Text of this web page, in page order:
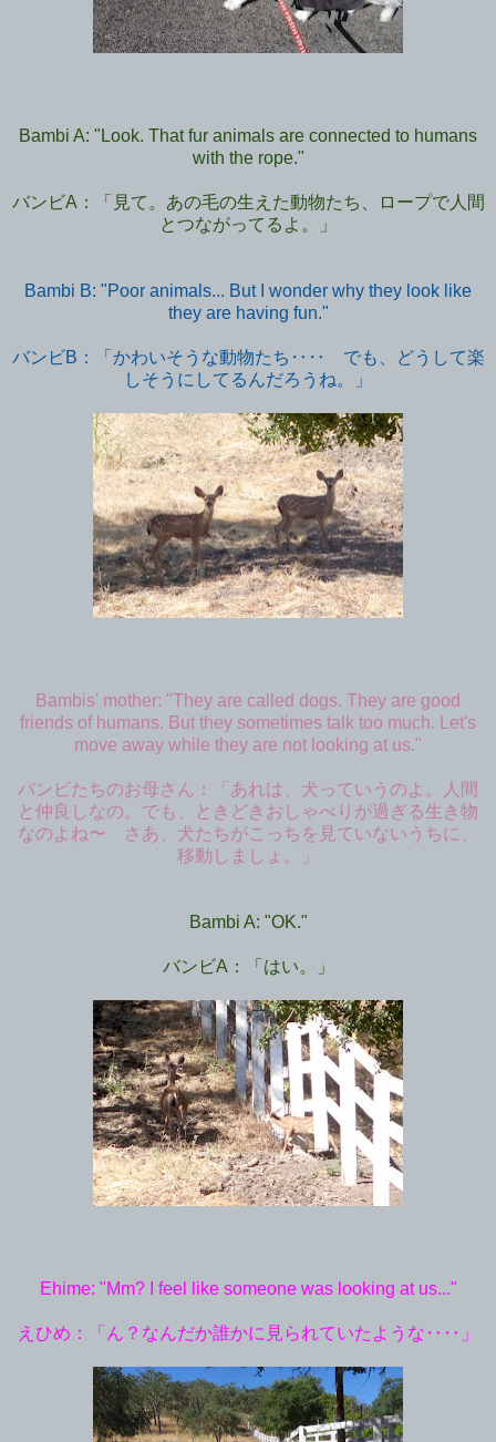
Bambi A: "Look. That fur animals are connected to humans
with the rope."
バンビA：「見て。あの毛の生えた動物たち、ロープで人間
とつながってるよ。」
Bambi B: "Poor animals... But I wonder why they look like
they are having fun."
バンビB：「かわいそうな動物たち‥‥ でも、どうして楽
しそうにしてるんだろうね。」
Bambis' mother: "They are called dogs. They are good
friends of humans. But they sometimes talk too much. Let's
move away while they are not looking at us."
バンビたちのお母さん：「あれは、犬っていうのよ。人間
と仲良しなの。でも、ときどきおしゃべりが過ぎる生き物
なのよね〜 さあ、犬たちがこっちを見ていないうちに、
移動しましょ。」
Bambi A: "OK."
バンビA：「はい。」
Ehime: "Mm? I feel like someone was looking at us..."
えひめ：「ん？なんだか誰かに見られていたような‥‥」